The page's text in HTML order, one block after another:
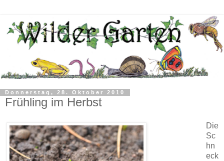
Donnerstag, 28. Oktober 2010
Frühling im Herbst
Die
Sc
hn
eck